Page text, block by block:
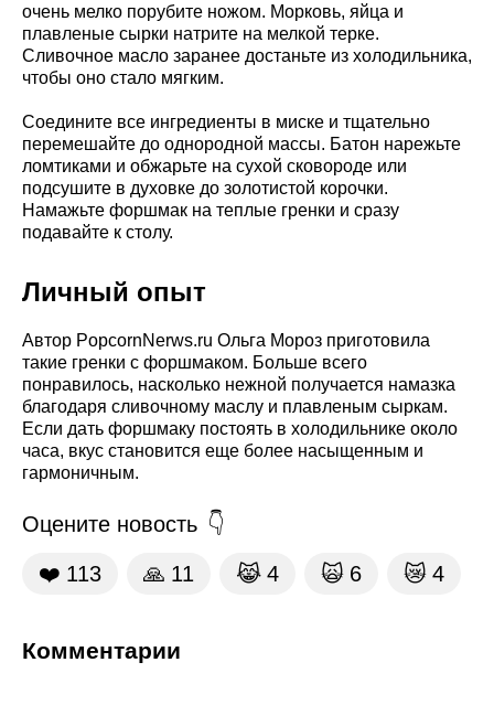
очень мелко порубите ножом. Морковь, яйца и
плавленые сырки натрите на мелкой терке.
Сливочное масло заранее достаньте из холодильника,
чтобы оно стало мягким.
Соедините все ингредиенты в миске и тщательно
перемешайте до однородной массы. Батон нарежьте
ломтиками и обжарьте на сухой сковороде или
подсушите в духовке до золотистой корочки.
Намажьте форшмак на теплые гренки и сразу
подавайте к столу.
Личный опыт
Автор PopcornNerws.ru Ольга Мороз приготовила
такие гренки с форшмаком. Больше всего
понравилось, насколько нежной получается намазка
благодаря сливочному маслу и плавленым сыркам.
Если дать форшмаку постоять в холодильнике около
часа, вкус становится еще более насыщенным и
гармоничным.
Оцените новость
❤️ 113 🙏 11 😹 4 🙀 6 😿 4
Комментарии